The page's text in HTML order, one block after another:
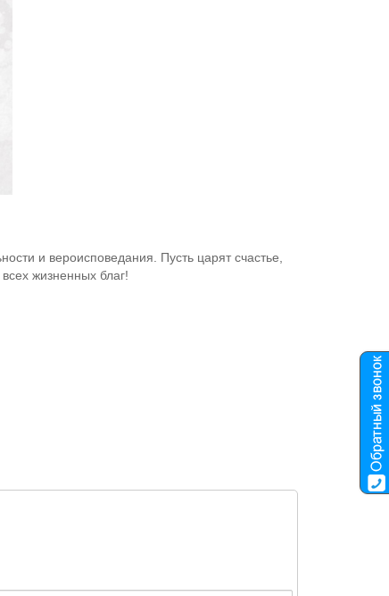
и вероисповедания. Пусть царят счастье,
жизненных благ!